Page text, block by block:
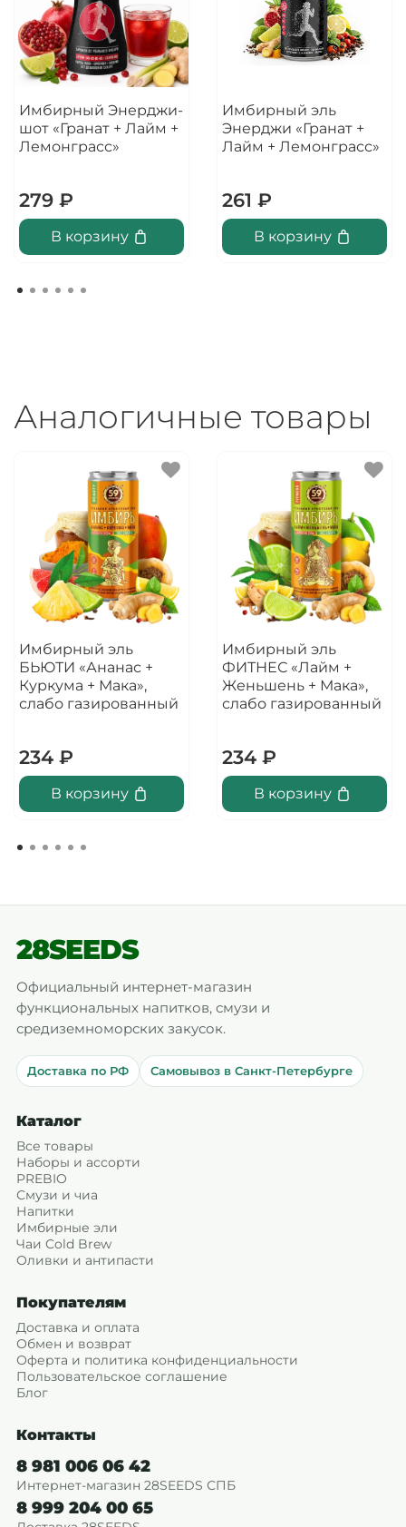
Имбирный Энерджи-
шот «Гранат + Лайм +
Лемонграсс»
279 ₽
В корзину
Имбирный эль
Энерджи «Гранат +
Лайм + Лемонграсс»
261 ₽
В корзину
Аналогичные товары
Имбирный эль
БЬЮТИ «Ананас +
Куркума + Мака»,
слабо газированный
234 ₽
В корзину
Имбирный эль
ФИТНЕС «Лайм +
Женьшень + Мака»,
слабо газированный
234 ₽
В корзину
28SEEDS
Официальный интернет-магазин
функциональных напитков, смузи и
средиземноморских закусок.
Доставка по РФ Самовывоз в Санкт-Петербурге
Каталог
Все товары
Наборы и ассорти
PREBIO
Смузи и чиа
Напитки
Имбирные эли
Чаи Cold Brew
Оливки и антипасти
Покупателям
Доставка и оплата
Обмен и возврат
Оферта и политика конфиденциальности
Пользовательское соглашение
Блог
Контакты
8 981 006 06 42
Интернет-магазин 28SEEDS СПБ
8 999 204 00 65